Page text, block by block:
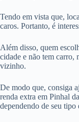
Tendo em vista que,
caros. Portanto, é
Além disso, quem
cidade e não tem carro,
vizinho.
De modo que, consiga
renda extra em Pinhal
dependendo de seu tipo